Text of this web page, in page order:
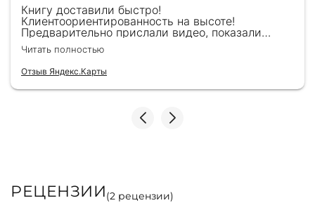
Книгу доставили быстро!
Клиентоориентированность на высоте!
Предварительно прислали видео, показали
книжку, быстро отправили и положили
подарочек) Спасибо!!!
Читать полностью
Отзыв Яндекс.Карты
РЕЦЕНЗИИ(2 рецензии)